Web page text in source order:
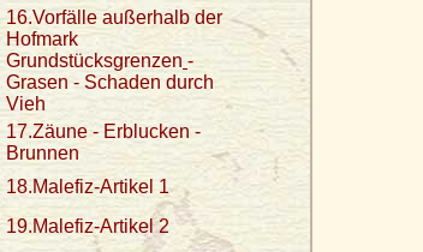
16.Vorfälle außerhalb der
Hofmark
Grundstücksgrenzen -
Grasen - Schaden durch
Vieh
17.Zäune - Erblucken -
Brunnen
18.Malefiz-Artikel 1
19.Malefiz-Artikel 2